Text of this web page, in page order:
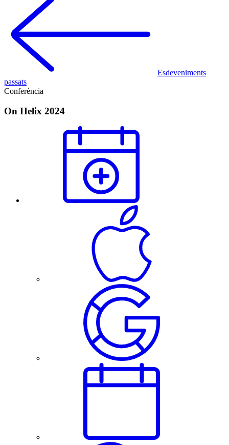
Esdeveniments
passats
Conferència
On Helix 2024